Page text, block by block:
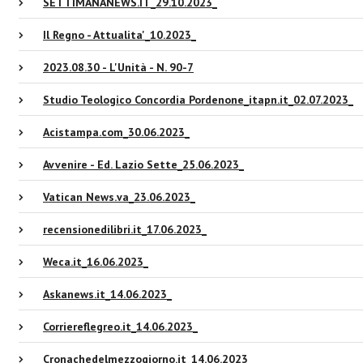
Il Regno - Attualita'_10.2023_
2023.08.30 - L'Unità - N. 90-7
Studio Teologico Concordia Pordenone_itapn.it_02.07.2023_
Acistampa.com_30.06.2023_
Avvenire - Ed. Lazio Sette_25.06.2023_
Vatican News.va_23.06.2023_
recensionedilibri.it_17.06.2023_
Weca.it_16.06.2023_
Askanews.it_14.06.2023_
Corriereflegreo.it_14.06.2023_
Cronachedelmezzogiorno.it_14.06.2023_